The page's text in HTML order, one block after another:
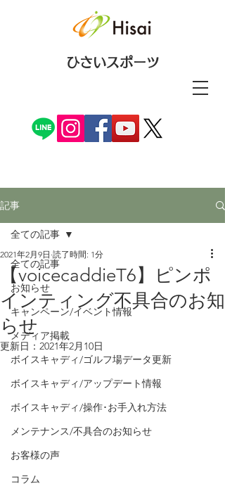
ひさいスポーツ
記事
全ての記事
お知らせ
キャンペーン/イベント情報
メディア掲載
ボイスキャディ/ゴルフ場データ更新
ボイスキャディ/アップデート情報
ボイスキャディ/操作･お手入れ方法
メンテナンス/不具合のお知らせ
お客様の声
コラム
全ての記事
【voicecaddieT6】ピンポ
インティング不具合のお知
らせ
2021年2月9日 読了時間: 1分
更新日： 2021年2月10日